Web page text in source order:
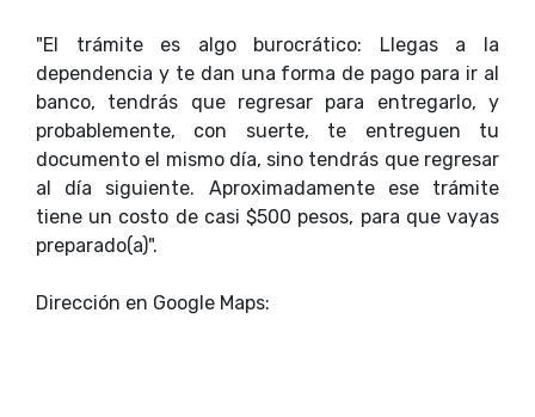
"El trámite es algo burocrático: Llegas a la
dependencia y te dan una forma de pago para ir al
banco, tendrás que regresar para entregarlo, y
probablemente, con suerte, te entreguen tu
documento el mismo día, sino tendrás que regresar
al día siguiente. Aproximadamente ese trámite
tiene un costo de casi $500 pesos, para que vayas
preparado(a)".
Dirección en Google Maps: